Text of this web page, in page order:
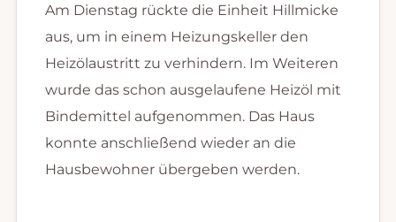
Am Dienstag rückte die Einheit Hillmicke
aus, um in einem Heizungskeller den
Heizölaustritt zu verhindern. Im Weiteren
wurde das schon ausgelaufene Heizöl mit
Bindemittel aufgenommen. Das Haus
konnte anschließend wieder an die
Hausbewohner übergeben werden.